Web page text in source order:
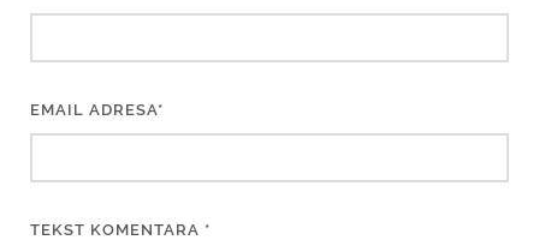
EMAIL ADRESA*
TEKST KOMENTARA *